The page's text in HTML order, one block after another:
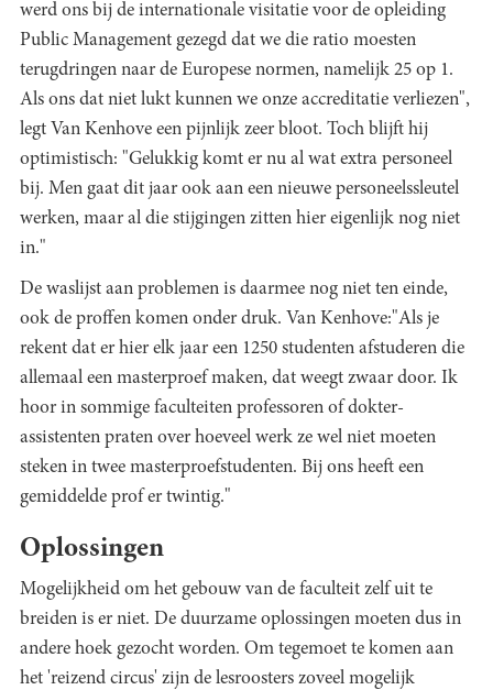
werd ons bij de internationale visitatie voor de opleiding
Public Management gezegd dat we die ratio moesten
terugdringen naar de Europese normen, namelijk 25 op 1.
Als ons dat niet lukt kunnen we onze accreditatie verliezen",
legt Van Kenhove een pijnlijk zeer bloot. Toch blijft hij
optimistisch: "Gelukkig komt er nu al wat extra personeel
bij. Men gaat dit jaar ook aan een nieuwe personeelssleutel
werken, maar al die stijgingen zitten hier eigenlijk nog niet
in."
De waslijst aan problemen is daarmee nog niet ten einde,
ook de proffen komen onder druk. Van Kenhove:"Als je
rekent dat er hier elk jaar een 1250 studenten afstuderen die
allemaal een masterproef maken, dat weegt zwaar door. Ik
hoor in sommige faculteiten professoren of dokter-
assistenten praten over hoeveel werk ze wel niet moeten
steken in twee masterproefstudenten. Bij ons heeft een
gemiddelde prof er twintig."
Oplossingen
Mogelijkheid om het gebouw van de faculteit zelf uit te
breiden is er niet. De duurzame oplossingen moeten dus in
andere hoek gezocht worden. Om tegemoet te komen aan
het 'reizend circus' zijn de lesroosters zoveel mogelijk